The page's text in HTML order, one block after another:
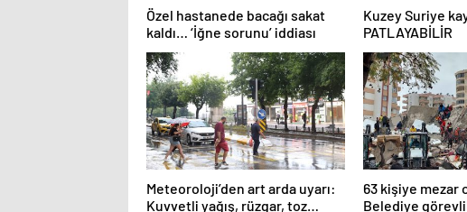
Özel hastanede bacağı sakat
kaldı… ‘İğne sorunu’ iddiası
Kuzey Suriye
PATLAYABİLİR
Meteoroloji’den art arda uyarı:
Kuvvetli yağış, rüzgar, toz
63 kişiye mezar
Belediye